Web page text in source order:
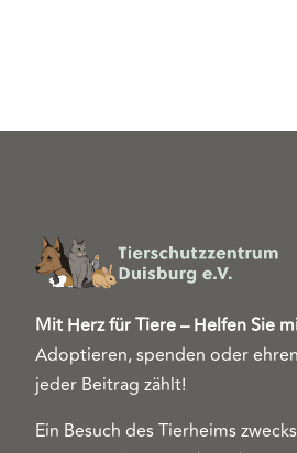
Mit Herz für Tiere – Helfen Sie
Adoptieren, spenden oder
jeder Beitrag zählt!
Ein Besuch des Tierheims zwecks